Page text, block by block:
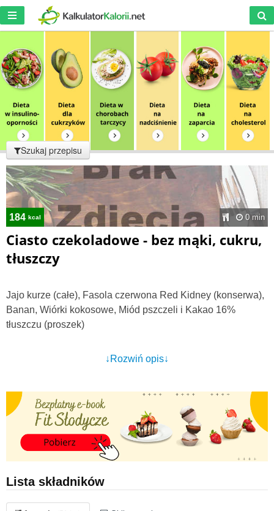
Szukaj przepisu
184 kcal 0 min
Ciasto czekoladowe - bez mąki, cukru,
tłuszczy
Jajo kurze (całe), Fasola czerwona Red Kidney (konserwa),
Banan, Wiórki kokosowe, Miód pszczeli i Kakao 16%
tłuszczu (proszek)
↓Rozwiń opis↓
Lista składników